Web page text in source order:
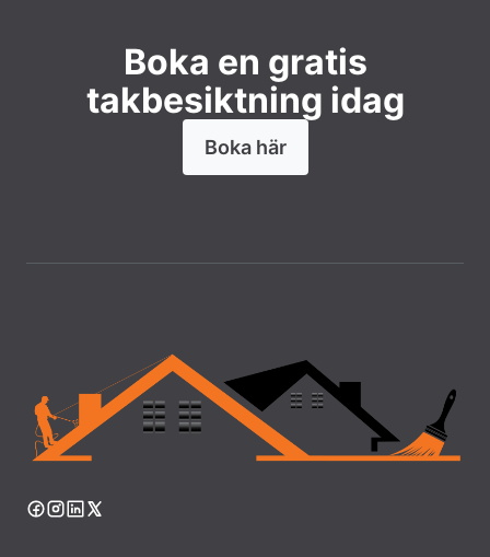
Boka en gratis
takbesiktning idag
Boka här